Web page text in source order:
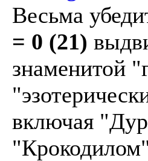
Весьма
= 0 (21)
знаменитой
включая